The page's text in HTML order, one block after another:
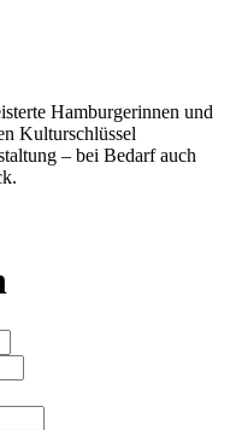
Hamburgerinnen und
Kulturschlüssel
– bei Bedarf auch